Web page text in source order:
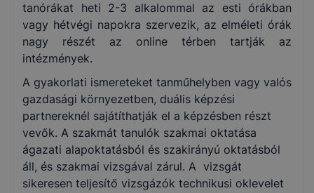
tanórákat heti 2-3 alkalommal az esti órákban
vagy hétvégi napokra szervezik, az elméleti órák
nagy részét az online térben tartják az
intézmények.
A gyakorlati ismereteket tanműhelyben vagy valós
gazdasági környezetben, duális képzési
partnereknél sajátíthatják el a képzésben részt
vevők. A szakmát tanulók szakmai oktatása
ágazati alapoktatásból és szakirányú oktatásból
áll, és szakmai vizsgával zárul. A vizsgát
sikeresen teljesítő vizsgázók technikusi oklevelet